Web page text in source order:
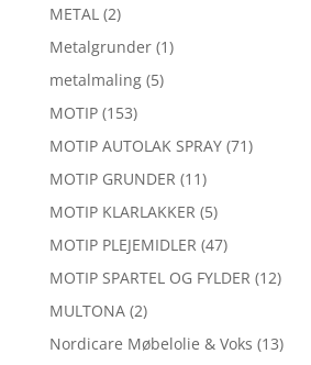
METAL (2)
Metalgrunder (1)
metalmaling (5)
MOTIP (153)
MOTIP AUTOLAK SPRAY (71)
MOTIP GRUNDER (11)
MOTIP KLARLAKKER (5)
MOTIP PLEJEMIDLER (47)
MOTIP SPARTEL OG FYLDER (12)
MULTONA (2)
Nordicare Møbelolie & Voks (13)